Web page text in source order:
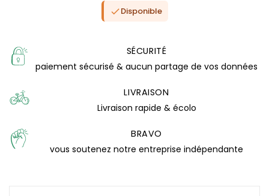
Disponible
SÉCURITÉ
paiement sécurisé & aucun partage de vos données
LIVRAISON
Livraison rapide & écolo
BRAVO
vous soutenez notre entreprise indépendante